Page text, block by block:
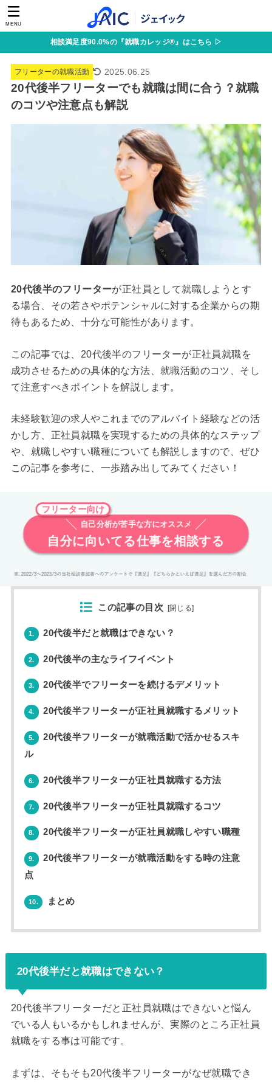
MENU
相談満足度90.0%の『就職カレッジ®』はこちら ▷
フリーターの就職活動 2025.06.25
20代後半フリーターでも就職は間に合う？就職
のコツや注意点も解説
20代後半のフリーターが正社員として就職しようとす
る場合、その若さやポテンシャルに対する企業からの期
待もあるため、十分な可能性があります。
この記事では、20代後半のフリーターが正社員就職を
成功させるための具体的な方法、就職活動のコツ、そし
て注意すべきポイントを解説します。
未経験歓迎の求人やこれまでのアルバイト経験などの活
かし方、正社員就職を実現するための具体的なステップ
や、就職しやすい職種についても解説しますので、ぜひ
この記事を参考に、一歩踏み出してみてください！
フリーター向け
自己分析が苦手な方にオススメ
自分に向いてる仕事を相談する
この記事の目次 [閉じる]
1. 20代後半だと就職はできない？
2. 20代後半の主なライフイベント
3. 20代後半でフリーターを続けるデメリット
4. 20代後半フリーターが正社員就職するメリット
5.
20代後半フリーターが就職活動で活かせるスキ
ル
6. 20代後半フリーターが正社員就職する方法
7. 20代後半フリーターが正社員就職するコツ
8. 20代後半フリーターが正社員就職しやすい職種
9.
20代後半フリーターが就職活動をする時の注意
点
10. まとめ
20代後半だと就職はできない？
20代後半フリーターだと正社員就職はできないと悩ん
でいる人もいるかもしれませんが、実際のところ正社員
就職をする事は可能です。
まずは、そもそも20代後半フリーターがなぜ就職でき